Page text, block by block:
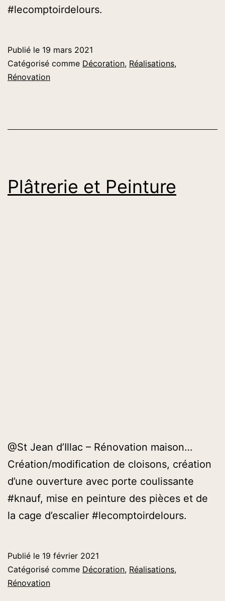
#lecomptoirdelours.
Publié le 19 mars 2021
Catégorisé comme Décoration, Réalisations,
Rénovation
Plâtrerie et Peinture
@St Jean d’Illac – Rénovation maison…
Création/modification de cloisons, création
d’une ouverture avec porte coulissante
#knauf, mise en peinture des pièces et de
la cage d’escalier #lecomptoirdelours.
Publié le 19 février 2021
Catégorisé comme Décoration, Réalisations,
Rénovation